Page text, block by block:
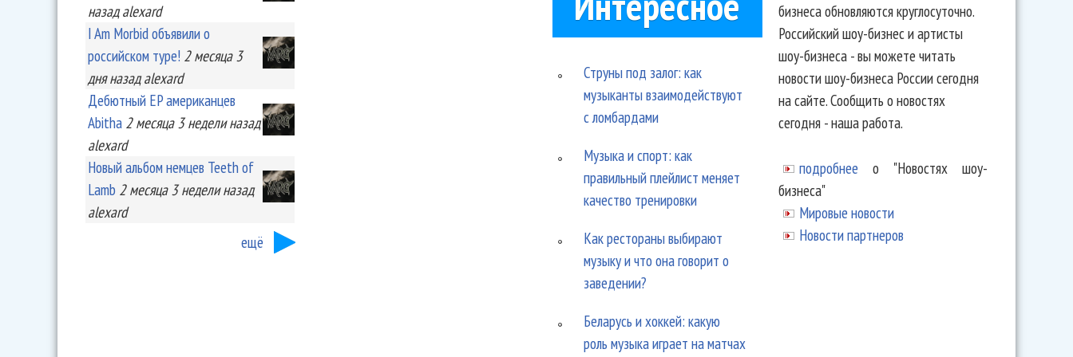
назад alexard
I Am Morbid объявили о
российском туре! 2 месяца 3
дняназад alexard
Дебютный EP американцев
Abitha 2 месяца 3 неделиназад
alexard
Новый альбом немцев Teeth of
Lamb 2 месяца 3 неделиназад
alexard
ещё
Струны под залог: как
музыканты взаимодействуют
с ломбардами
Музыка и спорт: как
правильный плейлист меняет
качество тренировки
Как рестораны выбирают
музыку и что она говорит о
заведении?
Беларусь и хоккей: какую
роль музыка играет на матчах
бизнеса обновляются круглосуточно.
Российский шоу-бизнес и артисты
шоу-бизнеса - вы можете читать
новости шоу-бизнеса России сегодня
на сайте. Сообщить о новостях
сегодня - наша работа.
подробнее о "Новостях шоу-
бизнеса"
Мировые новости
Новости партнеров